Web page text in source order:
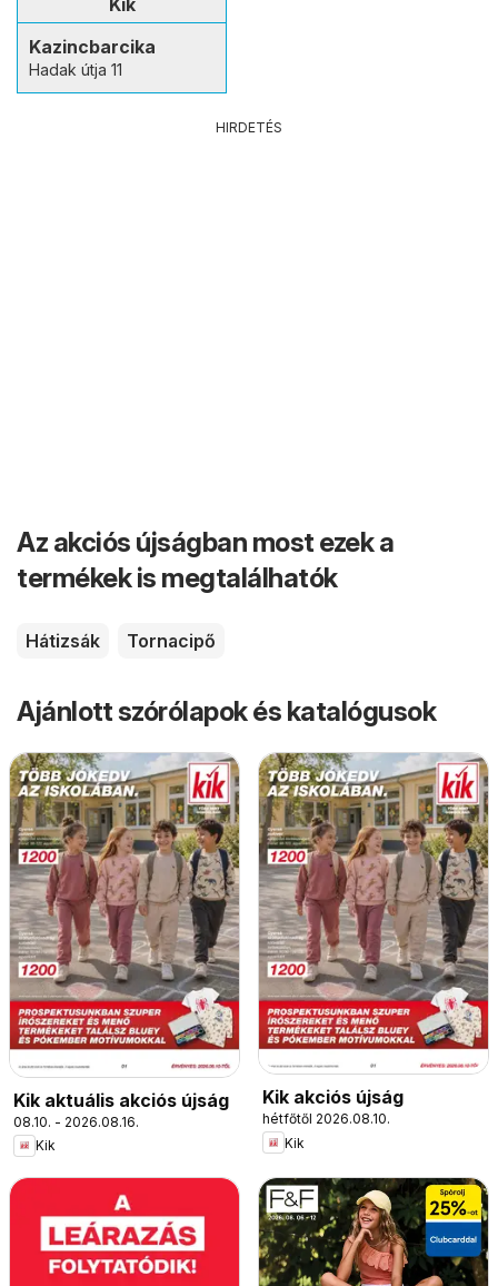
Kazincbarcika
Hadak útja 11
HIRDETÉS
Az akciós újságban most ezek a
termékek is megtalálhatók
Hátizsák Tornacipő
Ajánlott szórólapok és katalógusok
Kik aktuális akciós újság
08.10. - 2026.08.16.
Kik
Kik akciós újság
hétfőtől 2026.08.10.
Kik